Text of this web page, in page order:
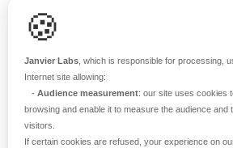
Blog
À PROPOS
Notre histoire
🍪
Janvier Labs , which is responsible for processing,
Internet site allowing:
- Audience measurement: our site uses cookies
browsing and enable it to measure the audience and
visitors.
If certain cookies are refused, your experience on